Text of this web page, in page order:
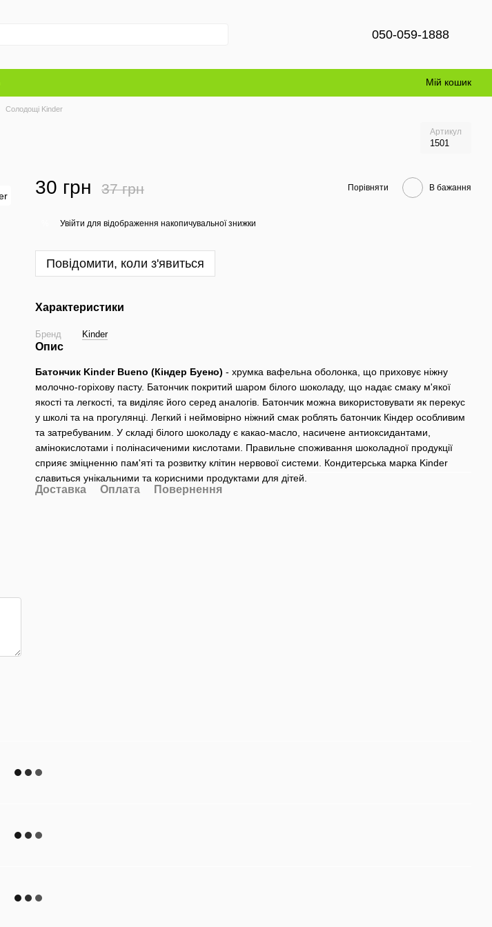
050-059-1888
Мій кошик
Солодощі Kinder
Артикул
1501
30 грн 37 грн Порівняти В бажання
Увійти для відображення накопичувальної знижки
Повідомити, коли з'явиться
Характеристики
Бренд Kinder
Опис
Батончик Kinder Bueno (Кіндер Буено) - хрумка вафельна оболонка, що приховує ніжну
молочно-горіхову пасту. Батончик покритий шаром білого шоколаду, що надає смаку м'якої
якості та легкості, та виділяє його серед аналогів. Батончик можна використовувати як перекус
у школі та на прогулянці. Легкий і неймовірно ніжний смак роблять батончик Кіндер особливим
та затребуваним. У складі білого шоколаду є какао-масло, насичене антиоксидантами,
амінокислотами і полінасиченими кислотами. Правильне споживання шоколадної продукції
сприяє зміцненню пам'яті та розвитку клітин нервової системи. Кондитерська марка Kinder
славиться унікальними та корисними продуктами для дітей.
Доставка Оплата Повернення